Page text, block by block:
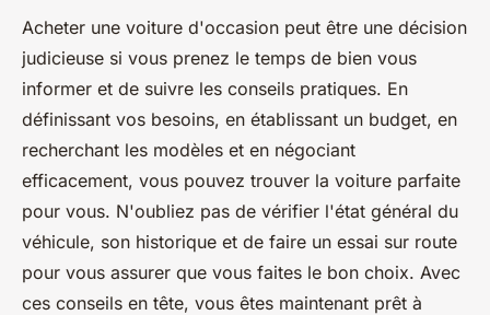
Acheter une voiture d'occasion peut être une décision
judicieuse si vous prenez le temps de bien vous
informer et de suivre les conseils pratiques. En
définissant vos besoins, en établissant un budget, en
recherchant les modèles et en négociant
efficacement, vous pouvez trouver la voiture parfaite
pour vous. N'oubliez pas de vérifier l'état général du
véhicule, son historique et de faire un essai sur route
pour vous assurer que vous faites le bon choix. Avec
ces conseils en tête, vous êtes maintenant prêt à